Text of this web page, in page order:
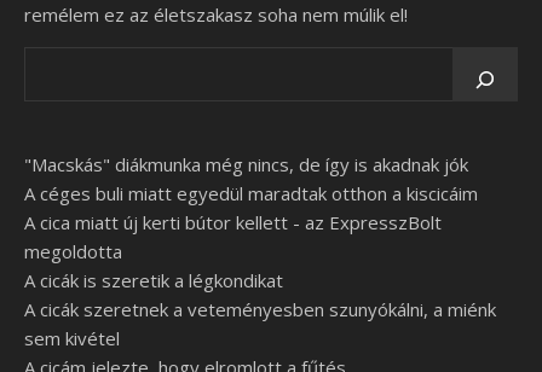
remélem ez az életszakasz soha nem múlik el!
"Macskás" diákmunka még nincs, de így is akadnak jók
A céges buli miatt egyedül maradtak otthon a kiscicáim
A cica miatt új kerti bútor kellett - az ExpresszBolt
megoldotta
A cicák is szeretik a légkondikat
A cicák szeretnek a veteményesben szunyókálni, a miénk
sem kivétel
A cicám jelezte, hogy elromlott a fűtés